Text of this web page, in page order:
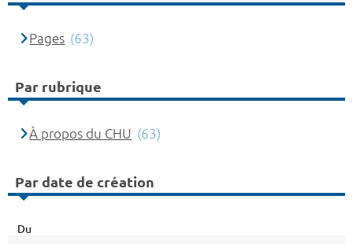
Pages (63)
Par rubrique
À propos du CHU (63)
Par date de création
Du